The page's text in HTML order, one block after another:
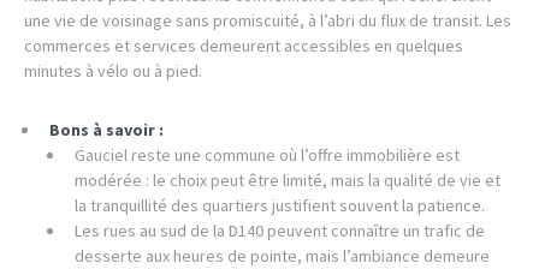
une vie de voisinage sans promiscuité, à l’abri du flux de transit. Les
commerces et services demeurent accessibles en quelques
minutes à vélo ou à pied.
Bons à savoir :
Gauciel reste une commune où l’offre immobilière est
modérée : le choix peut être limité, mais la qualité de vie et
la tranquillité des quartiers justifient souvent la patience.
Les rues au sud de la D140 peuvent connaître un trafic de
desserte aux heures de pointe, mais l’ambiance demeure